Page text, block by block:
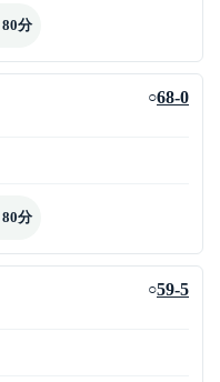
80分
○68-0
80分
○59-5